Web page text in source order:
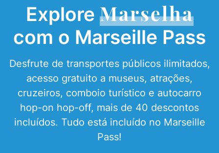
Explore Marselha
com o Marseille Pass
Desfrute de transportes públicos ilimitados,
acesso gratuito a museus, atrações,
cruzeiros, comboio turístico e autocarro
hop-on hop-off, mais de 40 descontos
incluídos. Tudo está incluído no Marseille
Pass!